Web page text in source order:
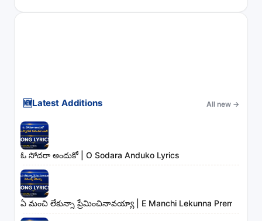
🆕Latest Additions All new →
ఓ సోదరా అందుకో | O Sodara Anduko Lyrics
ఏ మంచి లేకున్నా ప్రేమించినావయ్యా | E Manchi Lekunna